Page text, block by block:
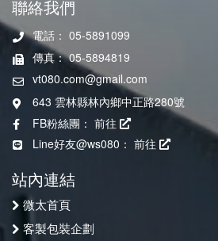
聯絡我們
電話： 05-5891099
傳真： 05-5894819
vt080.com@gmail.com
643 雲林縣林內鄉中正路280號
FB粉絲團： 前往
Line好友@ws080： 前往
站內連結
微太首頁
客製包裝企劃